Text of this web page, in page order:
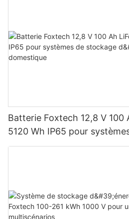
Batterie Foxtech 12,8 V 100
5120 Wh IP65 pour
d'énergie solaire domestique